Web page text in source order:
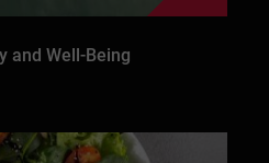
and Well-Being